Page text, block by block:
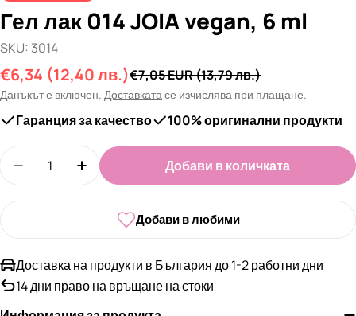
Гел лак 014 JOIA vegan, 6 ml
SKU: 3014
Промо
цена
€6,34 (12,40 лв.)
Редовна
цена
€7,05 EUR(13,79 лв.)
Данъкът е включен. Доставката се изчислява при плащане.
Гаранция за качество 100% оригинални продукти
Намали количеството за Гел лак 014 JOIA
Увеличи количеството за Гел лак 014
Добави в количката
Добави в любими
Доставка на продукти в България до 1-2 работни дни
14 дни право на връщане на стоки